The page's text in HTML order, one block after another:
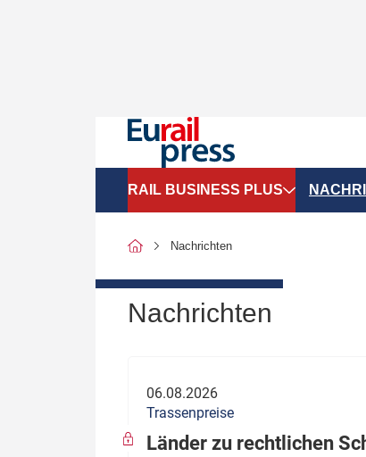
RAIL BUSINESS PLUS
SPNV-Marktdaten
Politik
Nachrichten
Nachrichten
06.08.2026
Trassenpreise
Länder zu rechtlichen